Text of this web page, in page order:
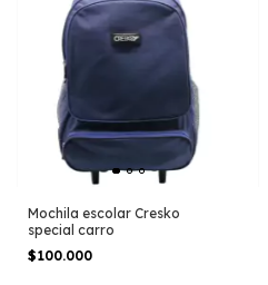
Mochila escolar Cresko
special carro
$100.000